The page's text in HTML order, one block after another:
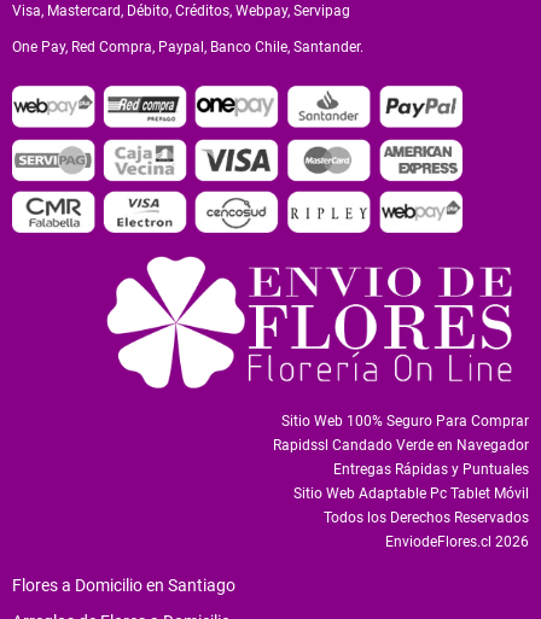
Visa, Mastercard, Débito, Créditos, Webpay, Servipag
One Pay, Red Compra, Paypal, Banco Chile, Santander.
Sitio Web 100% Seguro Para Comprar
Rapidssl Candado Verde en Navegador
Entregas Rápidas y Puntuales
Sitio Web Adaptable Pc Tablet Móvil
Todos los Derechos Reservados
EnviodeFlores.cl 2026
Flores a Domicilio en Santiago